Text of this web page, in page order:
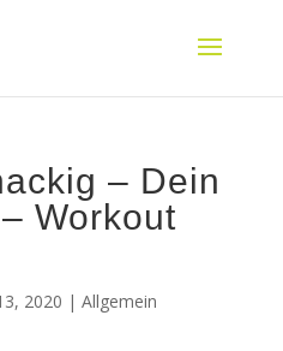
– Dein
Workout
2020 | Allgemein